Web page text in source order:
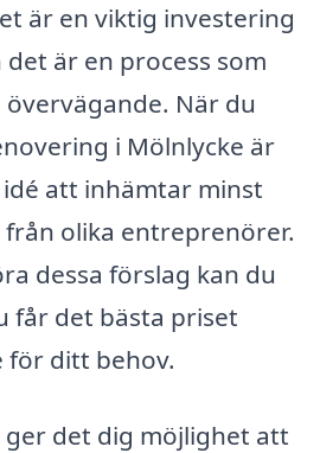
är en viktig investering
är en process som
När du
i Mölnlycke är
att inhämtar minst
olika entreprenörer.
dessa förslag kan du
får det bästa priset
för ditt behov.
ger det dig möjlighet att